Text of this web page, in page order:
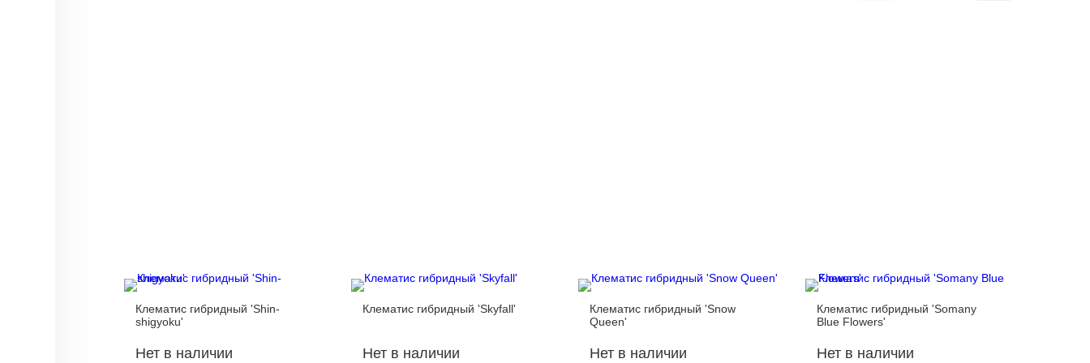
Клематис гибридный 'Shin-
shigyoku'
Нет в наличии
Клематис гибридный 'Skyfall'
Нет в наличии
Клематис гибридный 'Snow
Queen'
Нет в наличии
Клематис гибридный 'Somany
Blue Flowers'
Нет в наличии